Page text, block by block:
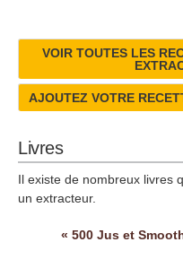
VOIR TOUTES LES
AJOUTEZ VOTRE
Livres
Il existe de nombreux livres
un extracteur.
« 500 Jus et